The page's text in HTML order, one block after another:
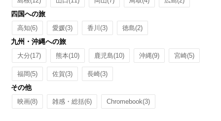
四国への旅
高知(6) 愛媛(3) 香川(3) 徳島(2)
九州・沖縄への旅
大分(17) 熊本(10) 鹿児島(10) 沖縄(9) 宮崎(5)
福岡(5) 佐賀(3) 長崎(3)
その他
映画(8) 雑感・総括(6) Chromebook(3)